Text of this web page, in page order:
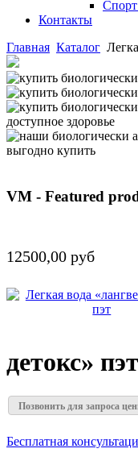
Контакты
Главная Каталог
VM - Featured
12500,00 руб
детокс» пэт
Позвонить для запроса
Бесплатная